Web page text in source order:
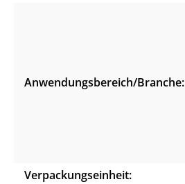
Anwendungsbereich/Branche:
Verpackungseinheit: